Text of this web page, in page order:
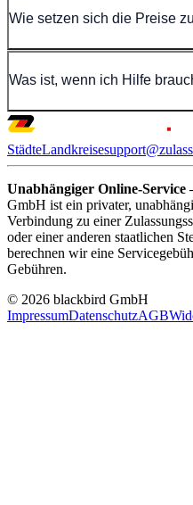
Wie setzen sich die Preise
Was ist, wenn ich Hilfe
StädteLandkreise
Unabhängiger Online-Service
GmbH ist ein privater,
Verbindung zu einer
oder einer anderen staatlichen
berechnen wir eine
Gebühren.
© 2026 blackbird GmbH
ImpressumDatenschutzAGB